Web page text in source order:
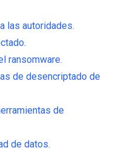
las autoridades.
ransomware.
de desencriptado de
de
de datos.